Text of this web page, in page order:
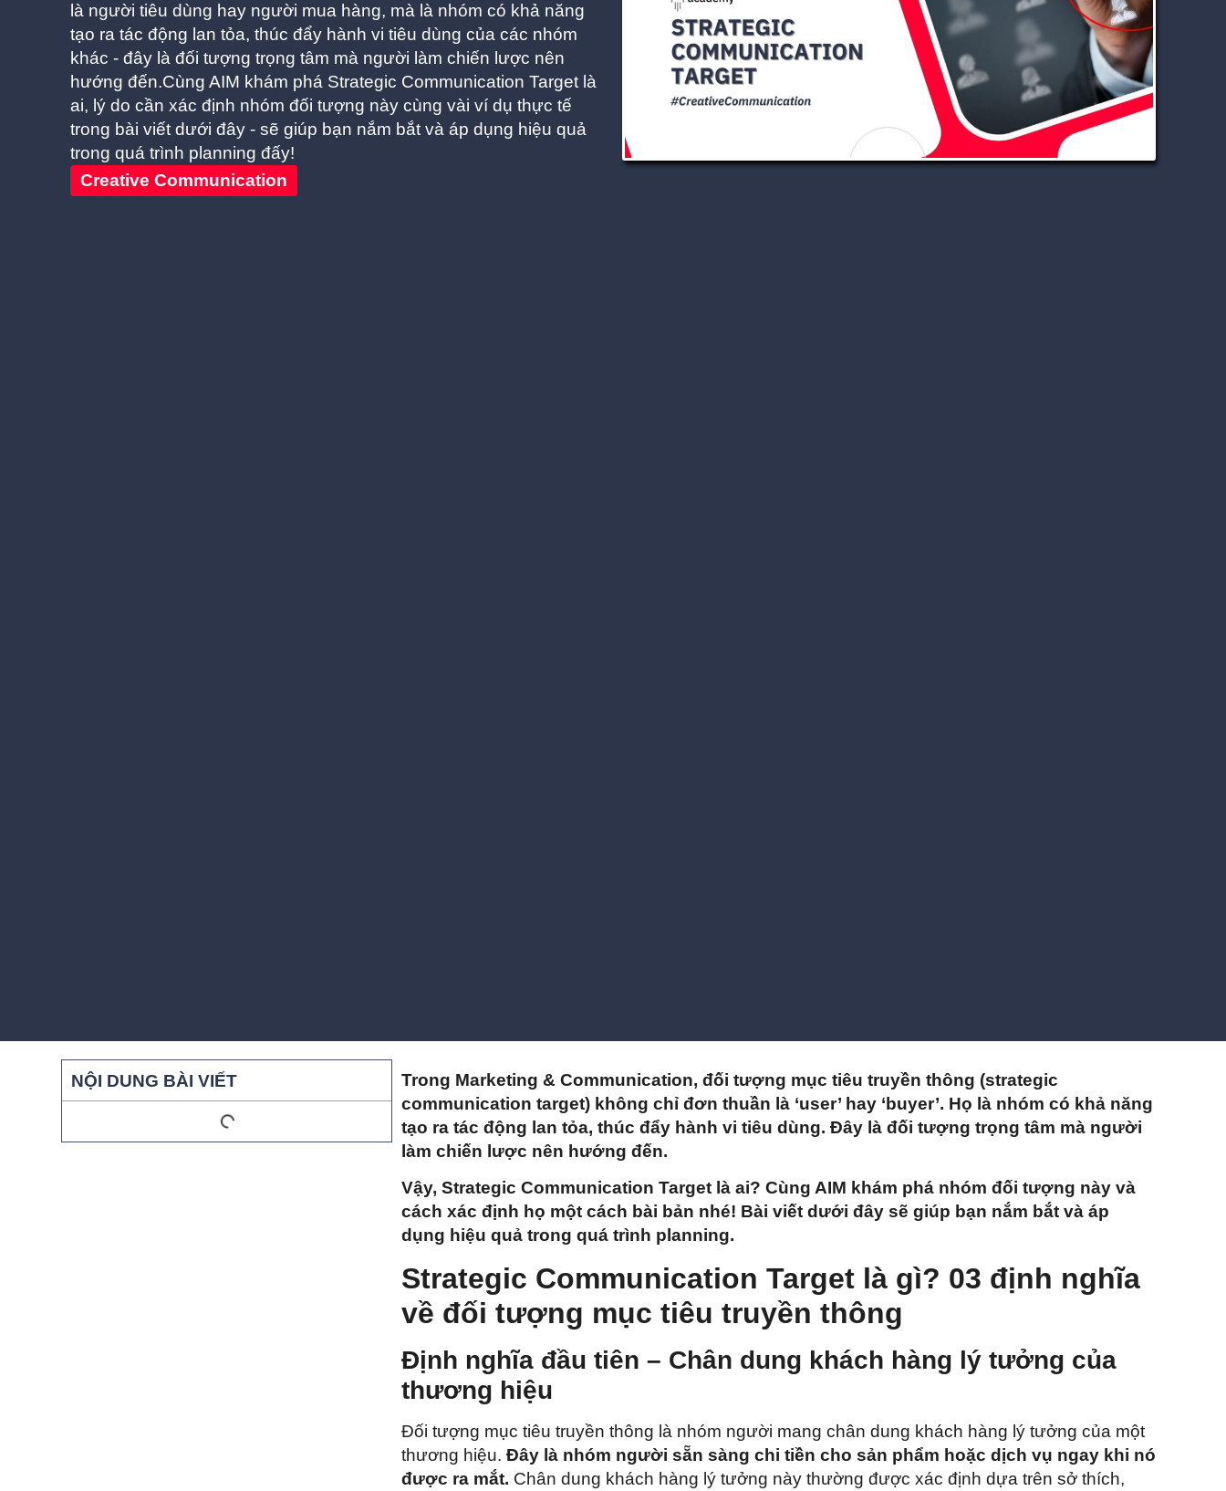
là người tiêu dùng hay người mua hàng, mà là nhóm có khả năng
tạo ra tác động lan tỏa, thúc đẩy hành vi tiêu dùng của các nhóm
khác - đây là đối tượng trọng tâm mà người làm chiến lược nên
hướng đến.Cùng AIM khám phá Strategic Communication Target là
ai, lý do cần xác định nhóm đối tượng này cùng vài ví dụ thực tế
trong bài viết dưới đây - sẽ giúp bạn nắm bắt và áp dụng hiệu quả
trong quá trình planning đấy!
Creative Communication
NỘI DUNG BÀI VIẾT
Trong Marketing & Communication, đối tượng mục tiêu truyền thông (strategic
communication target) không chỉ đơn thuần là ‘user’ hay ‘buyer’. Họ là nhóm có khả năng
tạo ra tác động lan tỏa, thúc đẩy hành vi tiêu dùng. Đây là đối tượng trọng tâm mà người
làm chiến lược nên hướng đến.
Vậy, Strategic Communication Target là ai? Cùng AIM khám phá nhóm đối tượng này và
cách xác định họ một cách bài bản nhé! Bài viết dưới đây sẽ giúp bạn nắm bắt và áp
dụng hiệu quả trong quá trình planning.
Strategic Communication Target là gì? 03 định nghĩa
về đối tượng mục tiêu truyền thông
Định nghĩa đầu tiên – Chân dung khách hàng lý tưởng của
thương hiệu
Đối tượng mục tiêu truyền thông là nhóm người mang chân dung khách hàng lý tưởng của một
thương hiệu. Đây là nhóm người sẵn sàng chi tiền cho sản phẩm hoặc dịch vụ ngay khi nó
được ra mắt. Chân dung khách hàng lý tưởng này thường được xác định dựa trên sở thích,